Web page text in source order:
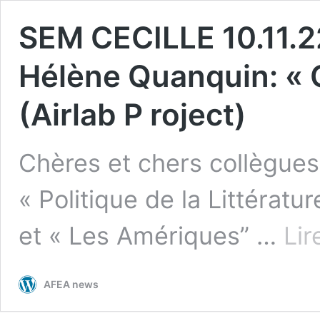
SEM CECILLE
Hélène Quanquin: «
(Airlab P roject)
Chères et chers
« Politique de la
et « Les Amériques” …
AFEA news